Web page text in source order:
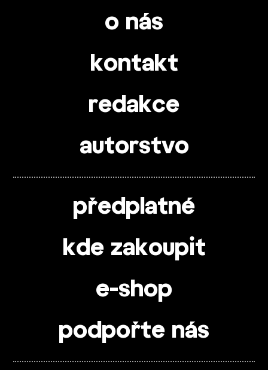
o nás
kontakt
redakce
autorstvo
předplatné
kde zakoupit
e-shop
podpořte nás